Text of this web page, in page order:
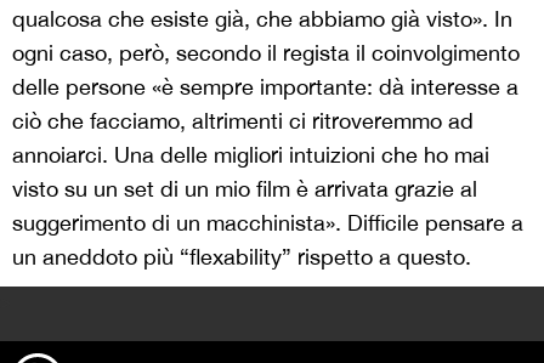
qualcosa che esiste già, che abbiamo già visto». In
ogni caso, però, secondo il regista il coinvolgimento
delle persone «è sempre importante: dà interesse a
ciò che facciamo, altrimenti ci ritroveremmo ad
annoiarci. Una delle migliori intuizioni che ho mai
visto su un set di un mio film è arrivata grazie al
suggerimento di un macchinista». Difficile pensare a
un aneddoto più “flexability” rispetto a questo.